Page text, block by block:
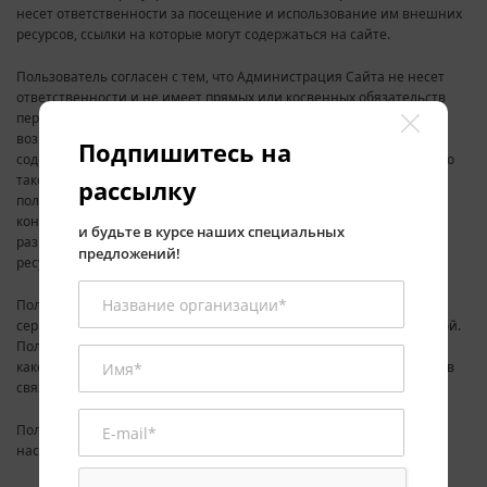
несет ответственности за посещение и использование им внешних
ресурсов, ссылки на которые могут содержаться на сайте.
Пользователь согласен с тем, что Администрация Сайта не несет
ответственности и не имеет прямых или косвенных обязательств
перед Пользователем в связи с любыми возможными или
возникшими потерями или убытками, связанными с любым
содержанием Сайта, регистрацией авторских прав и сведениями о
такой регистрации, товарами или услугами, доступными на или
полученными через внешние сайты или ресурсы либо иные
контакты Пользователя, в которые он вступил, используя
размещенную на Сайте информацию или ссылки на внешние
ресурсы.
Пользователь принимает положение о том, что все материалы и
сервисы Сайта или любая их часть могут сопровождаться рекламой.
Пользователь согласен с тем, что Администрация Сайта не несет
какой-либо ответственности и не имеет каких-либо обязательств в
связи с такой рекламой.
Пользователь подтверждает, что ознакомлен со всеми пунктами
настоящего Соглашения и безусловно принимает их.
Подпишитесь на
рассылку
и будьте в курсе наших специальных
предложений!